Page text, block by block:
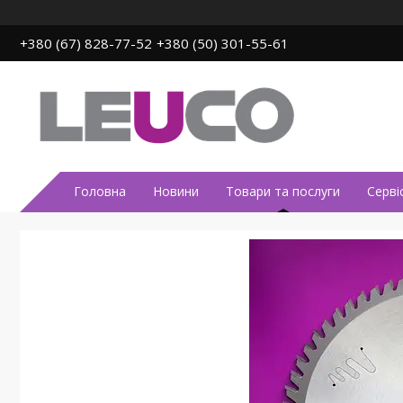
+380 (67) 828-77-52 +380 (50) 301-55-61
Головна Новини Товари та послуги